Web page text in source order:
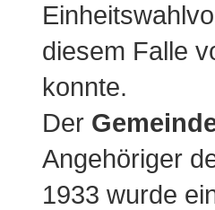
diesem Falle
konnte.
Der
Angehöriger
1933 wurde